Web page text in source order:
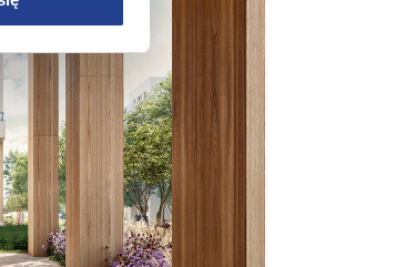
aby
Google.
i
podczas